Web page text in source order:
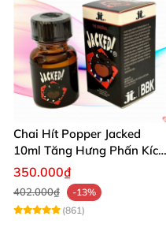
Chai Hít Popper Jacked
10ml Tăng Hưng Phấn Kích
Thích Mạnh Mẽ
350.000₫
402.000₫
-13%
(861)